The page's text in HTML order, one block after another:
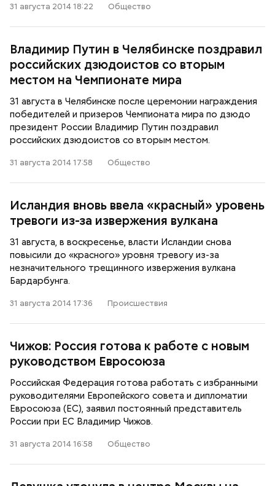
31 августа 2014 18:22 Общество
Владимир Путин в Челябинске поздравил
российских дзюдоистов со вторым
местом на Чемпионате мира
31 августа в Челябинске после церемонии награждения
победителей и призеров Чемпионата мира по дзюдо
президент России Владимир Путин поздравил
российских дзюдоистов со вторым местом.
31 августа 2014 17:58 Общество
Исландия вновь ввела «красный» уровень
тревоги из-за извержения вулкана
31 августа, в воскресенье, власти Исландии снова
повысили до «красного» уровня тревогу из-за
незначительного трещинного извержения вулкана
Бардарбунга.
31 августа 2014 17:36 Происшествия
Чижов: Россия готова к работе с новым
руководством Евросоюза
Российская Федерация готова работать с избранными
руководителями Европейского совета и дипломатии
Евросоюза (ЕС), заявил постоянный представитель
России при ЕС Владимир Чижов.
31 августа 2014 16:58 Общество